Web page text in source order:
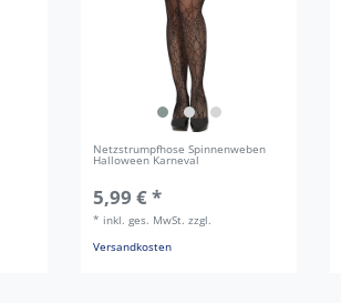
Netzstrumpfhose Spinnenweben
Halloween Karneval
5,99 € *
* inkl. ges. MwSt. zzgl.
Versandkosten